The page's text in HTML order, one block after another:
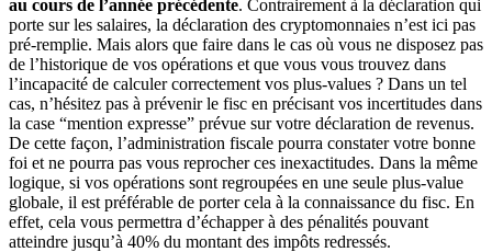
au cours de l’année précédente. Contrairement à la déclaration qui
porte sur les salaires, la déclaration des cryptomonnaies n’est ici pas
pré-remplie. Mais alors que faire dans le cas où vous ne disposez pas
de l’historique de vos opérations et que vous vous trouvez dans
l’incapacité de calculer correctement vos plus-values ? Dans un tel
cas, n’hésitez pas à prévenir le fisc en précisant vos incertitudes dans
la case “mention expresse” prévue sur votre déclaration de revenus.
De cette façon, l’administration fiscale pourra constater votre bonne
foi et ne pourra pas vous reprocher ces inexactitudes. Dans la même
logique, si vos opérations sont regroupées en une seule plus-value
globale, il est préférable de porter cela à la connaissance du fisc. En
effet, cela vous permettra d’échapper à des pénalités pouvant
atteindre jusqu’à 40% du montant des impôts redressés.